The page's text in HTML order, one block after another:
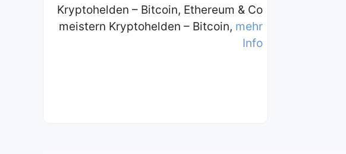
Kryptohelden – Bitcoin, Ethereum & Co
meistern Kryptohelden – Bitcoin, mehr
Info